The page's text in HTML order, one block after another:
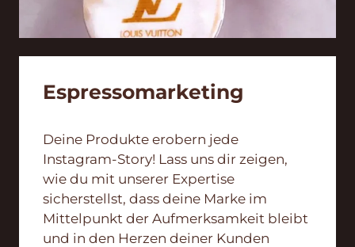
Espresso­marketing
Deine Produkte erobern jede
Instagram-Story! Lass uns dir zeigen,
wie du mit unserer Expertise
sicherstellst, dass deine Marke im
Mittelpunkt der Aufmerksamkeit bleibt
und in den Herzen deiner Kunden